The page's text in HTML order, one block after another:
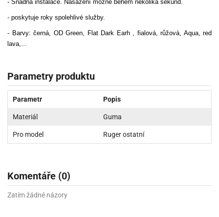
- Snadná instalace. Nasazení možné během několika sekund.
- poskytuje roky spolehlivé služby.
- Barvy: černá, OD Green, Flat Dark Earh , fialová, růžová, Aqua, red
lava,...
Parametry produktu
Parametr Popis
Materiál Guma
Pro model Ruger ostatní
Komentáře (0)
Zatím žádné názory